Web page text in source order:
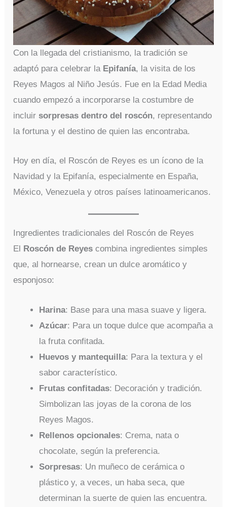
Con la llegada del cristianismo, la tradición se
adaptó para celebrar la Epifanía, la visita de los
Reyes Magos al Niño Jesús. Fue en la Edad Media
cuando empezó a incorporarse la costumbre de
incluir sorpresas dentro del roscón, representando
la fortuna y el destino de quien las encontraba.
Hoy en día, el Roscón de Reyes es un ícono de la
Navidad y la Epifanía, especialmente en España,
México, Venezuela y otros países latinoamericanos.
Ingredientes tradicionales del Roscón de Reyes
El
Roscón de Reyes combina ingredientes simples
que, al hornearse, crean un dulce aromático y
esponjoso:
Harina: Base para una masa suave y ligera.
Azúcar: Para un toque dulce que acompaña a
la fruta confitada.
Huevos y mantequilla: Para la textura y el
sabor característico.
Frutas confitadas: Decoración y tradición.
Simbolizan las joyas de la corona de los
Reyes Magos.
Rellenos opcionales: Crema, nata o
chocolate, según la preferencia.
Sorpresas: Un muñeco de cerámica o
plástico y, a veces, un haba seca, que
determinan la suerte de quien las encuentra.